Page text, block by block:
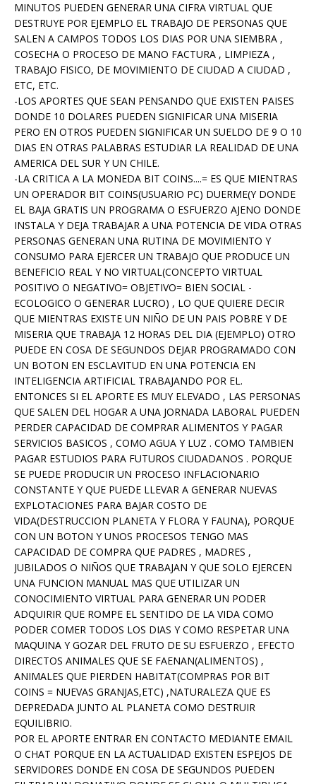
MINUTOS PUEDEN GENERAR UNA CIFRA VIRTUAL QUE
DESTRUYE POR EJEMPLO EL TRABAJO DE PERSONAS QUE
SALEN A CAMPOS TODOS LOS DIAS POR UNA SIEMBRA ,
COSECHA O PROCESO DE MANO FACTURA , LIMPIEZA ,
TRABAJO FISICO, DE MOVIMIENTO DE CIUDAD A CIUDAD ,
ETC, ETC.
-LOS APORTES QUE SEAN PENSANDO QUE EXISTEN PAISES
DONDE 10 DOLARES PUEDEN SIGNIFICAR UNA MISERIA
PERO EN OTROS PUEDEN SIGNIFICAR UN SUELDO DE 9 O 10
DIAS EN OTRAS PALABRAS ESTUDIAR LA REALIDAD DE UNA
AMERICA DEL SUR Y UN CHILE.
-LA CRITICA A LA MONEDA BIT COINS....= ES QUE MIENTRAS
UN OPERADOR BIT COINS(USUARIO PC) DUERME(Y DONDE
EL BAJA GRATIS UN PROGRAMA O ESFUERZO AJENO DONDE
INSTALA Y DEJA TRABAJAR A UNA POTENCIA DE VIDA OTRAS
PERSONAS GENERAN UNA RUTINA DE MOVIMIENTO Y
CONSUMO PARA EJERCER UN TRABAJO QUE PRODUCE UN
BENEFICIO REAL Y NO VIRTUAL(CONCEPTO VIRTUAL
POSITIVO O NEGATIVO= OBJETIVO= BIEN SOCIAL -
ECOLOGICO O GENERAR LUCRO) , LO QUE QUIERE DECIR
QUE MIENTRAS EXISTE UN NIÑO DE UN PAIS POBRE Y DE
MISERIA QUE TRABAJA 12 HORAS DEL DIA (EJEMPLO) OTRO
PUEDE EN COSA DE SEGUNDOS DEJAR PROGRAMADO CON
UN BOTON EN ESCLAVITUD EN UNA POTENCIA EN
INTELIGENCIA ARTIFICIAL TRABAJANDO POR EL.
ENTONCES SI EL APORTE ES MUY ELEVADO , LAS PERSONAS
QUE SALEN DEL HOGAR A UNA JORNADA LABORAL PUEDEN
PERDER CAPACIDAD DE COMPRAR ALIMENTOS Y PAGAR
SERVICIOS BASICOS , COMO AGUA Y LUZ . COMO TAMBIEN
PAGAR ESTUDIOS PARA FUTUROS CIUDADANOS . PORQUE
SE PUEDE PRODUCIR UN PROCESO INFLACIONARIO
CONSTANTE Y QUE PUEDE LLEVAR A GENERAR NUEVAS
EXPLOTACIONES PARA BAJAR COSTO DE
VIDA(DESTRUCCION PLANETA Y FLORA Y FAUNA), PORQUE
CON UN BOTON Y UNOS PROCESOS TENGO MAS
CAPACIDAD DE COMPRA QUE PADRES , MADRES ,
JUBILADOS O NIÑOS QUE TRABAJAN Y QUE SOLO EJERCEN
UNA FUNCION MANUAL MAS QUE UTILIZAR UN
CONOCIMIENTO VIRTUAL PARA GENERAR UN PODER
ADQUIRIR QUE ROMPE EL SENTIDO DE LA VIDA COMO
PODER COMER TODOS LOS DIAS Y COMO RESPETAR UNA
MAQUINA Y GOZAR DEL FRUTO DE SU ESFUERZO , EFECTO
DIRECTOS ANIMALES QUE SE FAENAN(ALIMENTOS) ,
ANIMALES QUE PIERDEN HABITAT(COMPRAS POR BIT
COINS = NUEVAS GRANJAS,ETC) ,NATURALEZA QUE ES
DEPREDADA JUNTO AL PLANETA COMO DESTRUIR
EQUILIBRIO.
POR EL APORTE ENTRAR EN CONTACTO MEDIANTE EMAIL
O CHAT PORQUE EN LA ACTUALIDAD EXISTEN ESPEJOS DE
SERVIDORES DONDE EN COSA DE SEGUNDOS PUEDEN